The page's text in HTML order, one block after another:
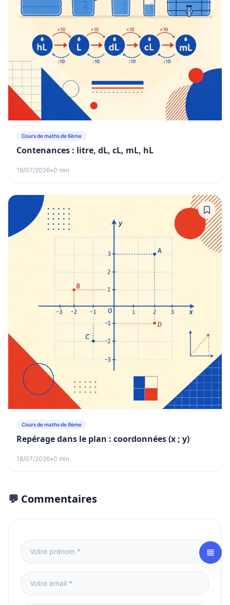
Cours de maths de 6ème
Contenances : litre, dL, cL, mL, hL
18/07/2026•0 min
Cours de maths de 6ème
Repérage dans le plan : coordonnées (x ; y)
18/07/2026•0 min
💬 Commentaires